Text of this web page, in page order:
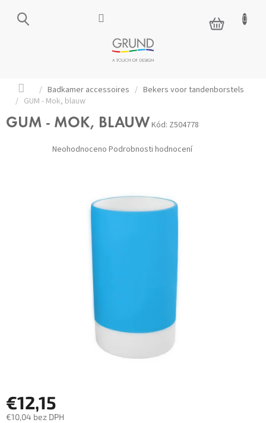
NÁKUPNÍ
KOŠÍK
Domů
/ Badkamer accessoires / Bekers voor tandenborstels
/ GUM - Mok, blauw
GUM - MOK, BLAUW Kód: Z504778
Průměrné
hodnocení
Neohodnoceno Podrobnosti hodnocení
€12,15
€10,04 bez DPH